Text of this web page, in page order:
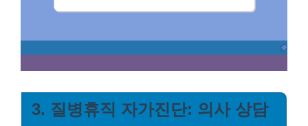
3. 질병휴직 자가진단: 의사 상담